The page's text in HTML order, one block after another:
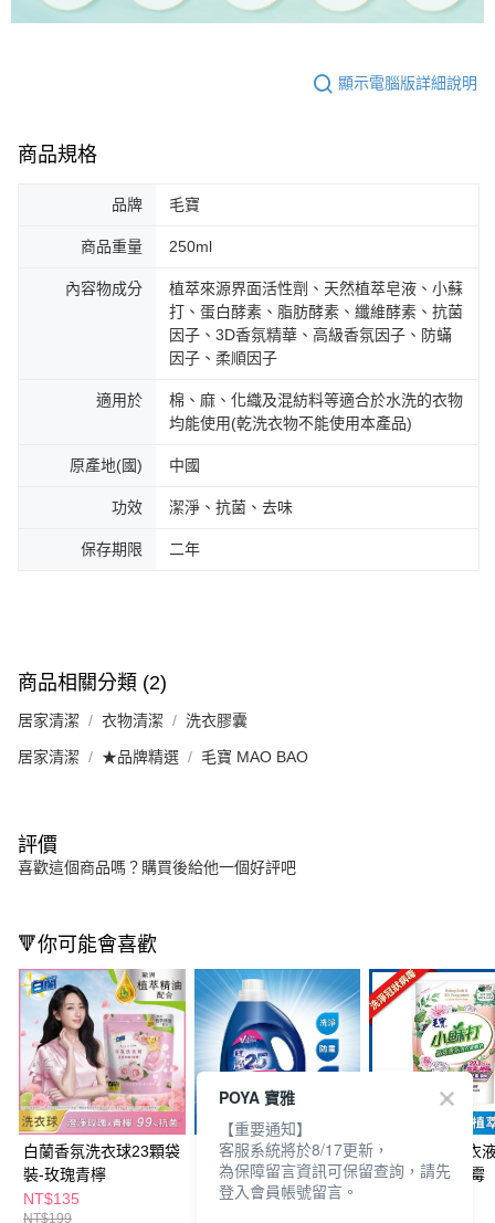
顯示電腦版詳細說明
商品規格
品牌 毛寶
商品重量 250ml
內容物成分
植萃來源界面活性劑、天然植萃皂液、小蘇
打、蛋白酵素、脂肪酵素、纖維酵素、抗菌
因子、3D香氛精華、高級香氛因子、防蟎
因子、柔順因子
適用於
棉、麻、化織及混紡料等適合於水洗的衣物
均能使用(乾洗衣物不能使用本產品)
原產地(國) 中國
功效 潔淨、抗菌、去味
保存期限 二年
商品相關分類 (2)
居家清潔 衣物清潔 洗衣膠囊
居家清潔 ★品牌精選 毛寶 MAO BAO
評價
喜歡這個商品嗎？購買後給他一個好評吧
🔻你可能會喜歡
白蘭香氛洗衣球23顆袋
裝-玫瑰青檸
NT$135
NT$199
毛寶除霉防蹣PM2.5洗
衣精2.2KG
NT$129
毛寶小蘇打洗衣
補充1800g-防霉
POYA 寶雅
【重要通知】
客服系統將於8/17更新，
為保障留言資訊可保留查詢，請先
登入會員帳號留言。